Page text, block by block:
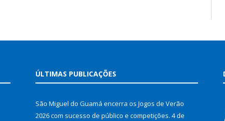
ÚLTIMAS PUBLICAÇÕES
São Miguel do Guamá encerra os Jogos de Verão
2026 com sucesso de público e competições. 4 de